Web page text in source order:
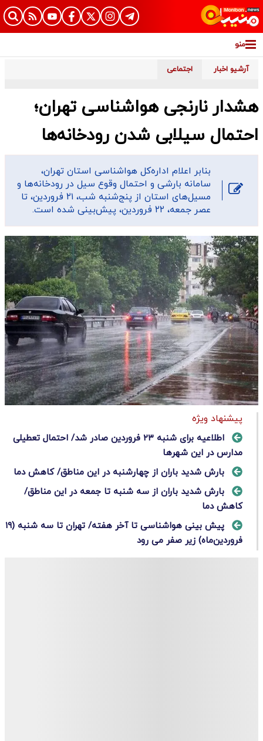
منو
آرشیو اخبار اجتماعی
هشدار نارنجی هواشناسی تهران؛
احتمال سیلابی شدن رودخانه‌ها
​بنابر اعلام اداره‌کل هواشناسی استان تهران،
سامانه بارشی و احتمال وقوع سیل در رودخانه‌ها و
مسیل‌های استان از پنج‌شنبه شب، ۲۱ فروردین، تا
عصر جمعه، ۲۲ فروردین، پیش‌بینی شده‌ است.
پیشنهاد ویژه
اطلاعیه برای شنبه ۲۳ فروردین‌ صادر شد/ احتمال تعطیلی
مدارس در این شهرها
بارش شدید باران از چهارشنبه در این مناطق/ کاهش دما
بارش شدید باران از سه شنبه تا جمعه در این مناطق/
کاهش دما
پیش بینی هواشناسی تا آخر هفته/ تهران تا سه شنبه (۱۹
فروردین‌ماه) زیر صفر می رود